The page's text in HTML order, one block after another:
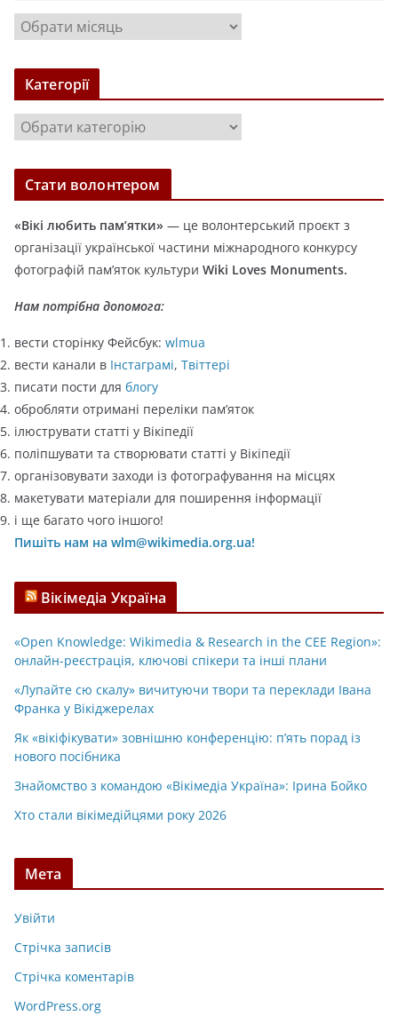
х
в
Категорії
т
р
і
ї
Стати волонтером
«Вікі любить пам’ятки» — це волонтерський проєкт з
організації української частини міжнародного конкурсу
фотографій пам’яток культури Wiki Loves Monuments.
Нам потрібна допомога:
вести сторінку Фейсбук: wlmua
вести канали в Інстаграмі, Твіттері
писати пости для блогу
обробляти отримані переліки пам’яток
ілюструвати статті у Вікіпедії
поліпшувати та створювати статті у Вікіпедії
організовувати заходи із фотографування на місцях
макетувати матеріали для поширення інформації
і ще багато чого іншого!
Пишіть нам на wlm@wikimedia.org.ua!
Вікімедіа Україна
«Open Knowledge: Wikimedia & Research in the CEE Region»:
онлайн-реєстрація, ключові спікери та інші плани
«Лупайте сю скалу» вичитуючи твори та переклади Івана
Франка у Вікіджерелах
Як «вікіфікувати» зовнішню конференцію: п’ять порад із
нового посібника
Знайомство з командою «Вікімедіа Україна»: Ірина Бойко
Хто стали вікімедійцями року 2026
Мета
Увійти
Стрічка записів
Стрічка коментарів
WordPress.org